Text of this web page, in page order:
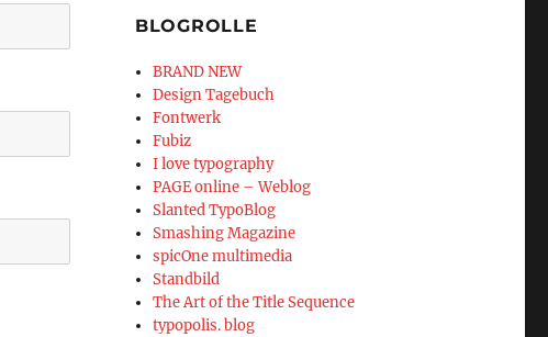
BLOGROLLE
BRAND NEW
Design Tagebuch
Fontwerk
Fubiz
I love typography
PAGE online – Weblog
Slanted TypoBlog
Smashing Magazine
spicOne multimedia
Standbild
The Art of the Title Sequence
typopolis. blog